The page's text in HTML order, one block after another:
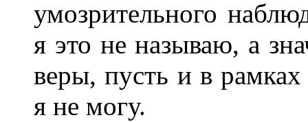
умозрительного
я это не называю, а
веры, пусть и в
я не могу.